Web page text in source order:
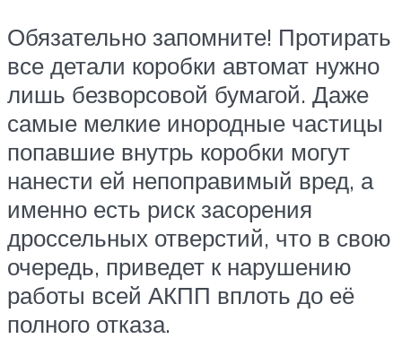
Обязательно запомните! Протирать
все детали коробки автомат нужно
лишь безворсовой бумагой. Даже
самые мелкие инородные частицы
попавшие внутрь коробки могут
нанести ей непоправимый вред, а
именно есть риск засорения
дроссельных отверстий, что в свою
очередь, приведет к нарушению
работы всей АКПП вплоть до её
полного отказа.